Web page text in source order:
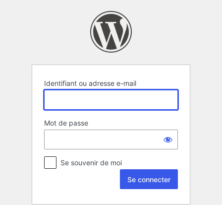
Identifiant ou adresse e-mail
Mot de passe
Se souvenir de moi